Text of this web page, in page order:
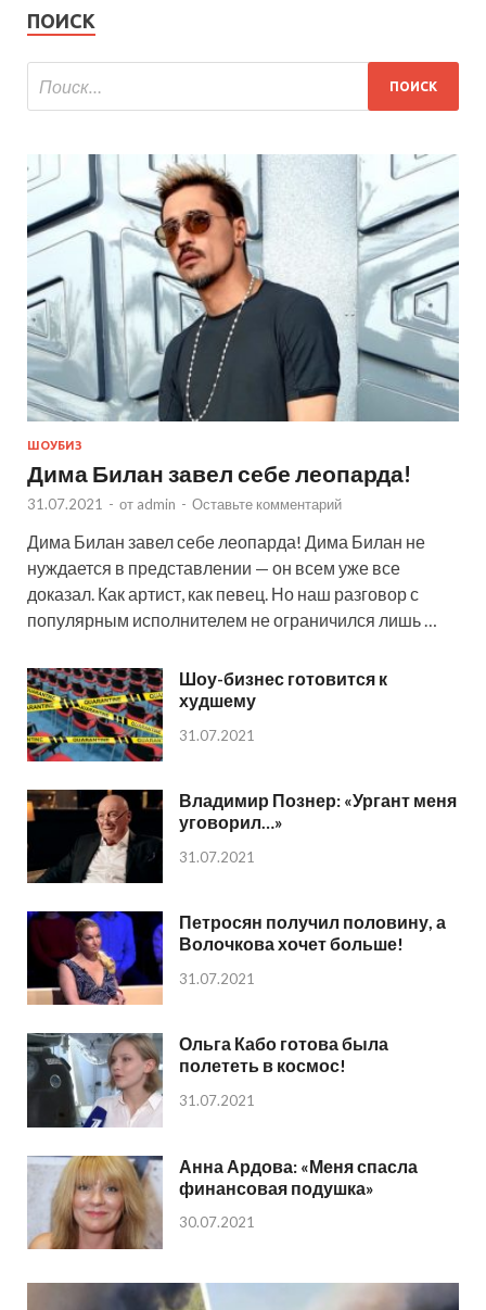
ПОИСК
ШОУБИЗ
Дима Билан завел себе леопарда!
31.07.2021 - от admin - Оставьте комментарий
Дима Билан завел себе леопарда! Дима Билан не
нуждается в представлении — он всем уже все
доказал. Как артист, как певец. Но наш разговор с
популярным исполнителем не ограничился лишь …
Шоу-бизнес готовится к
худшему
31.07.2021
Владимир Познер: «Ургант меня
уговорил…»
31.07.2021
Петросян получил половину, а
Волочкова хочет больше!
31.07.2021
Ольга Кабо готова была
полететь в космос!
31.07.2021
Анна Ардова: «Меня спасла
финансовая подушка»
30.07.2021